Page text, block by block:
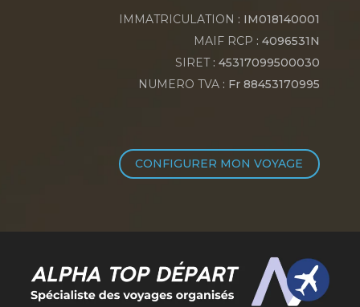
IMMATRICULATION : IM018140001
MAIF RCP : 4096531N
SIRET: 45317099500030
NUMERO TVA : Fr 88453170995
CONFIGURER MON VOYAGE